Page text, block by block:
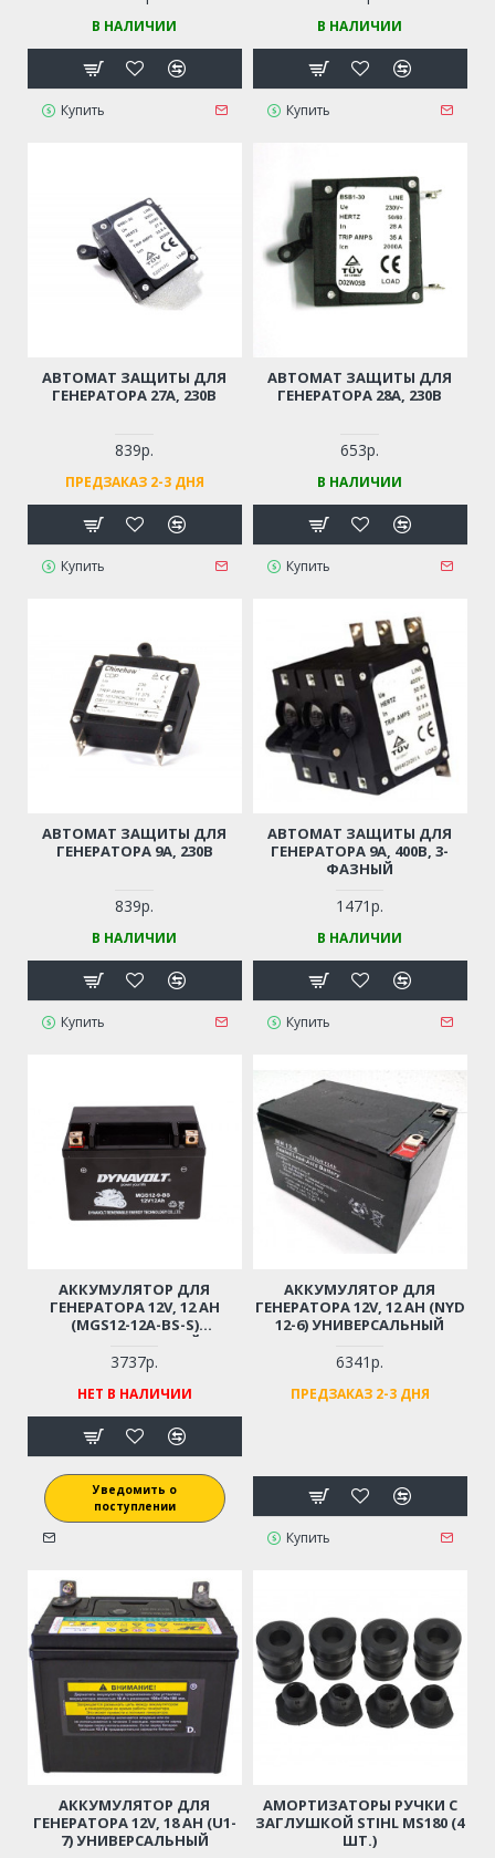
В НАЛИЧИИ
Купить
В НАЛИЧИИ
Купить
АВТОМАТ ЗАЩИТЫ ДЛЯ
ГЕНЕРАТОРА 27А, 230В
839р.
ПРЕДЗАКАЗ 2-3 ДНЯ
Купить
АВТОМАТ ЗАЩИТЫ ДЛЯ
ГЕНЕРАТОРА 28А, 230В
653р.
В НАЛИЧИИ
Купить
АВТОМАТ ЗАЩИТЫ ДЛЯ
ГЕНЕРАТОРА 9А, 230В
839р.
В НАЛИЧИИ
Купить
АВТОМАТ ЗАЩИТЫ ДЛЯ
ГЕНЕРАТОРА 9А, 400В, 3-
ФАЗНЫЙ
1471р.
В НАЛИЧИИ
Купить
АККУМУЛЯТОР ДЛЯ
ГЕНЕРАТОРА 12V, 12 AH
(MGS12-12A-BS-S)
УНИВЕРСАЛЬНЫЙ
3737р.
НЕТ В НАЛИЧИИ
Уведомить о
поступлении
АККУМУЛЯТОР ДЛЯ
ГЕНЕРАТОРА 12V, 12 AH (NYD
12-6) УНИВЕРСАЛЬНЫЙ
6341р.
ПРЕДЗАКАЗ 2-3 ДНЯ
Купить
АККУМУЛЯТОР ДЛЯ
ГЕНЕРАТОРА 12V, 18 AH (U1-
7) УНИВЕРСАЛЬНЫЙ
АМОРТИЗАТОРЫ РУЧКИ С
ЗАГЛУШКОЙ STIHL MS180 (4
ШТ.)